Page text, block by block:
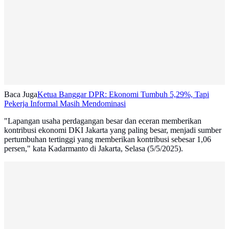
Baca JugaKetua Banggar DPR: Ekonomi Tumbuh 5,29%, Tapi
Pekerja Informal Masih Mendominasi
"Lapangan usaha perdagangan besar dan eceran memberikan
kontribusi ekonomi DKI Jakarta yang paling besar, menjadi sumber
pertumbuhan tertinggi yang memberikan kontribusi sebesar 1,06
persen," kata Kadarmanto di Jakarta, Selasa (5/5/2025).